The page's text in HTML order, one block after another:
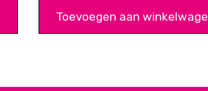
Toevoegen aan